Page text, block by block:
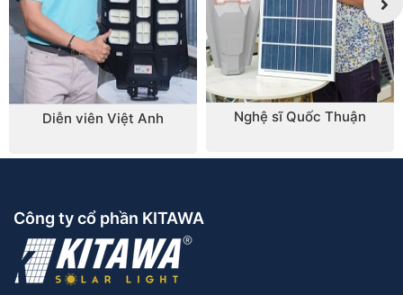
Diễn viên Việt Anh Nghệ sĩ Quốc Thuận
Công ty cổ phần KITAWA